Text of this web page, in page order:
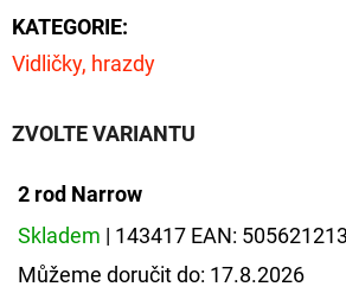
KATEGORIE:
Vidličky, hrazdy
ZVOLTE VARIANTU
2 rod Narrow
Skladem | 143417 EAN:
Můžeme doručit do: 17.8.2026